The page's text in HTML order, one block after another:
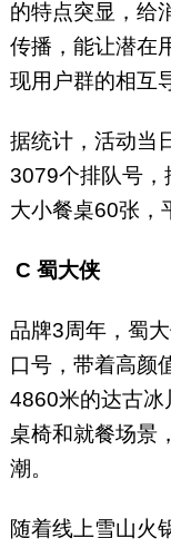
的特点突显，给
传播，能让潜在
现用户群的相互
据统计，活动当
3079个排队号
大小餐桌60张，
C 蜀大侠
品牌3周年，蜀
口号，带着高颜
4860米的达古冰
桌椅和就餐场景
潮。
随着线上雪山火